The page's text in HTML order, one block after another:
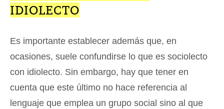
IDIOLECTO
Es importante establecer además que, en
ocasiones, suele confundirse lo que es sociolecto
con idiolecto. Sin embargo, hay que tener en
cuenta que este último no hace referencia al
lenguaje que emplea un grupo social sino al que